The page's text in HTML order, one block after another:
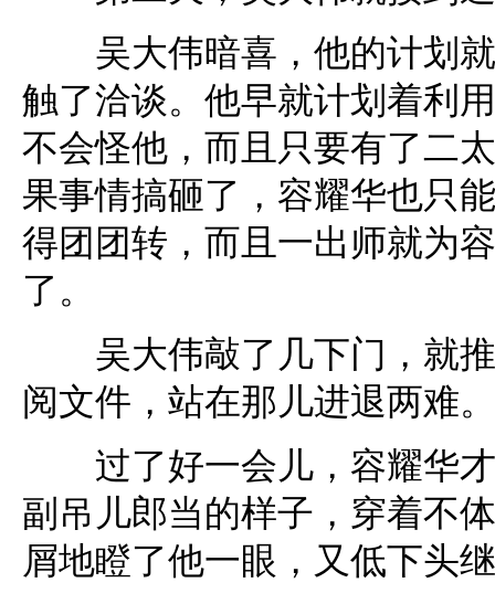
吴大伟暗喜，他的计划就
触了洽谈。他早就计划着利
不会怪他，而且只要有了二
果事情搞砸了，容耀华也只
得团团转，而且一出师就为
了。
吴大伟敲了几下门，就推
阅文件，站在那儿进退两难。
过了好一会儿，容耀华才
副吊儿郎当的样子，穿着不
屑地瞪了他一眼，又低下头